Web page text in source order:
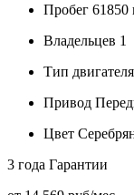
Пробег 61850
Владельцев 1
Тип двигателя
Привод
Цвет
3 года Гарантии